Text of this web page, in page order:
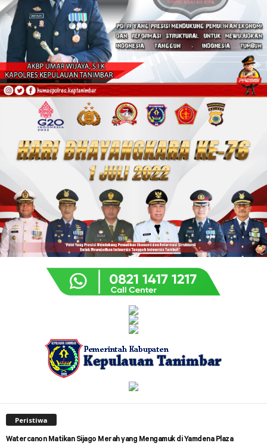
Peristiwa
Watercanon Matikan Sijago Merah yang Mengamuk di Yamdena Plaza